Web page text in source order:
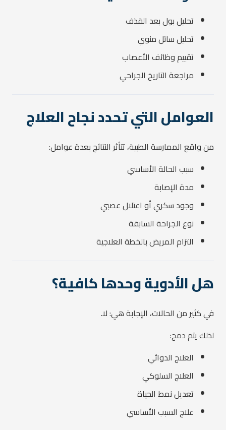
تحليل بول بعد القذف
تحليل سائل منوي
تقييم وظائف الأعصاب
مراجعة التاريخ الجراحي
العوامل التي تحدد نجاح العلاج
من واقع الممارسة الطبية، تتأثر النتائج بعدة عوامل:
سبب الحالة الأساسي
مدة الإصابة
وجود سكري أو اعتلال عصبي
نوع الجراحة السابقة
التزام المريض بالخطة العلاجية
هل الأدوية وحدها كافية؟
في كثير من الحالات، الإجابة هي: لا.
لذلك يتم دمج:
العلاج الدوائي
العلاج السلوكي
تعديل نمط الحياة
علاج السبب الأساسي